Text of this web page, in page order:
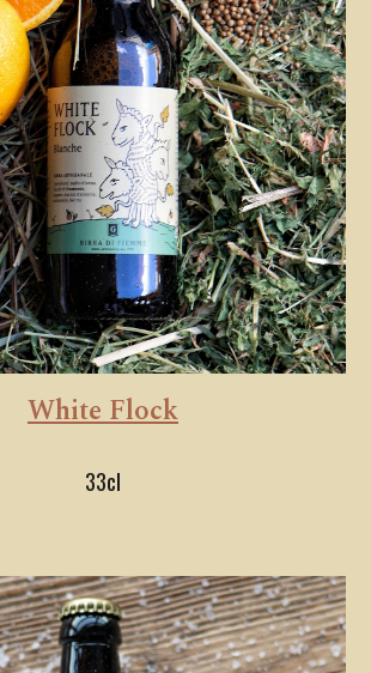
White Flock
33cl